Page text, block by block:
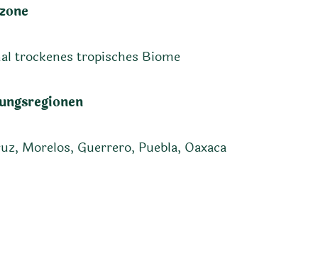
trockenes tropisches Biome
Morelos, Guerrero, Puebla, Oaxaca